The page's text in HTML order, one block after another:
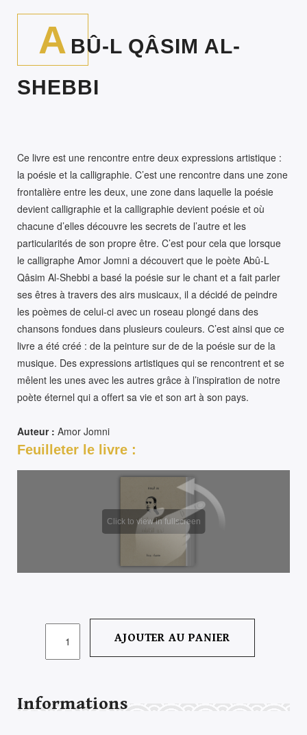
A BÛ-L QÂSIM AL-
SHEBBI
Ce livre est une rencontre entre deux expressions artistique :
la poésie et la calligraphie. C’est une rencontre dans une zone
frontalière entre les deux, une zone dans laquelle la poésie
devient calligraphie et la calligraphie devient poésie et où
chacune d’elles découvre les secrets de l’autre et les
particularités de son propre être. C’est pour cela que lorsque
le calligraphe Amor Jomni a découvert que le poète Abû-L
Qâsim Al-Shebbi a basé la poésie sur le chant et a fait parler
ses êtres à travers des airs musicaux, il a décidé de peindre
les poèmes de celui-ci avec un roseau plongé dans des
chansons fondues dans plusieurs couleurs. C’est ainsi que ce
livre a été créé : de la peinture sur de de la poésie sur de la
musique. Des expressions artistiques qui se rencontrent et se
mêlent les unes avec les autres grâce à l’inspiration de notre
poète éternel qui a offert sa vie et son art à son pays.
Auteur : Amor Jomni
Feuilleter le livre :
QÂSIM
AJOUTER AU PANIER
Informations